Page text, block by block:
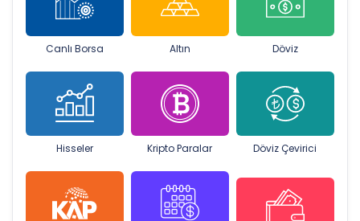
Canlı Borsa Altın Döviz
Hisseler Kripto Paralar Döviz Çevirici